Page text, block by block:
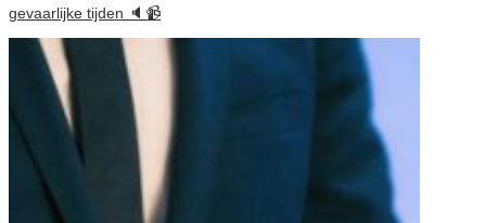
gevaarlijke tijden 🔈📹